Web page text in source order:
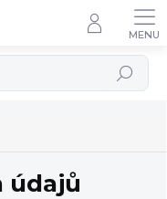
Hledat
údajů